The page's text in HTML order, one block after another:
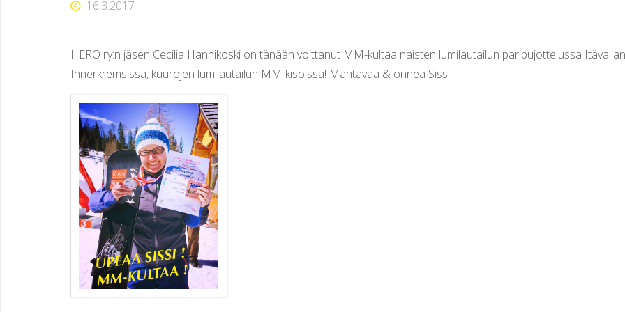
EN
U
R
HE
L
US
U
RA
16.3.2017
HERO ry:n jäsen Cecilia Hanhikoski on tänään voittanut MM-kultaa naisten lumilautailun paripujottelussa Itävallan
Innerkremsissä, kuurojen lumilautailun MM-kisoissa! Mahtavaa & onnea Sissi!